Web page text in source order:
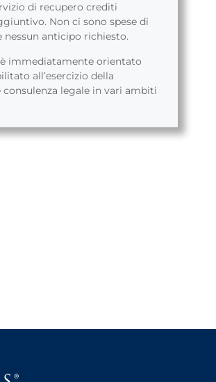
di recupero crediti
Non ci sono spese di
nessun anticipo richiesto.
è immediatamente orientato
all’esercizio della
consulenza legale in vari ambiti